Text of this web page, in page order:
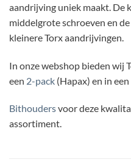
aandrijving uniek maakt. De
middelgrote schroeven en
kleinere Torx aandrijvingen.
In onze webshop bieden wij
een 2-pack (Hapax) en in een
Bithoudersvoor deze
assortiment.